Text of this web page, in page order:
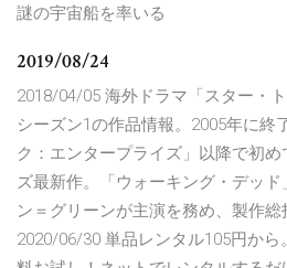
謎の宇宙船を率いる
2019/08/24
2018/04/05 海外ドラマ「スター・
シーズン1の作品情報。2005年に終
ク：エンタープライズ」以降で初
ズ最新作。「ウォーキング・デッ
ン＝グリーンが主演を務め、製作
2020/06/30 単品レンタル105円か